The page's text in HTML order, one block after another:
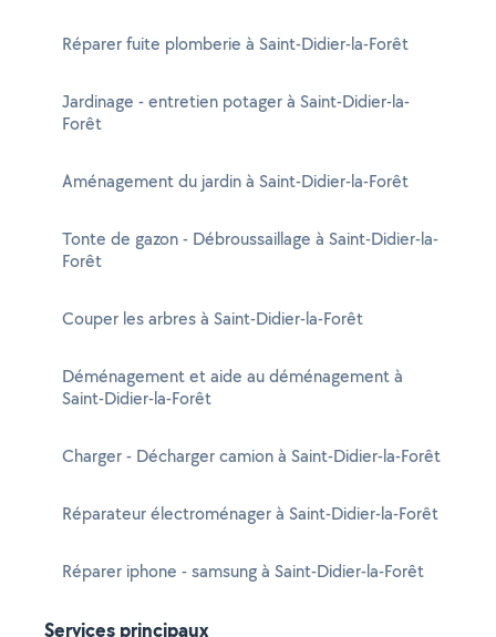
Réparer fuite plomberie à Saint-Didier-la-Forêt
Jardinage - entretien potager à Saint-Didier-la-
Forêt
Aménagement du jardin à Saint-Didier-la-Forêt
Tonte de gazon - Débroussaillage à Saint-Didier-la-
Forêt
Couper les arbres à Saint-Didier-la-Forêt
Déménagement et aide au déménagement à
Saint-Didier-la-Forêt
Charger - Décharger camion à Saint-Didier-la-Forêt
Réparateur électroménager à Saint-Didier-la-Forêt
Réparer iphone - samsung à Saint-Didier-la-Forêt
Services principaux